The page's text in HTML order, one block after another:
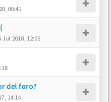
00:41
Jul 2018, 12:05
del foro?
14:14